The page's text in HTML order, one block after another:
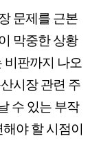
문제를 근본
막중한 상황
비판까지 나오
시장 관련 주
수 있는 부작
야 할 시점이